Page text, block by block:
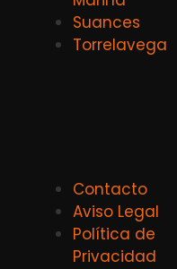
Suances
Torrelavega
Contacto
Aviso Legal
Política de
Privacidad